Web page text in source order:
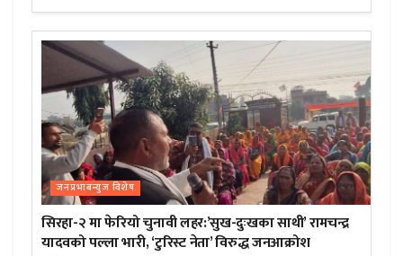
जनप्रभाबन्युज विशेष
सिरहा-२ मा फेरियो चुनावी लहर:’सुख-दुःखका साथी’ रामचन्द्र
यादवको पल्ला भारी, ‘टुरिस्ट नेता’ विरुद्ध जनआक्रोश